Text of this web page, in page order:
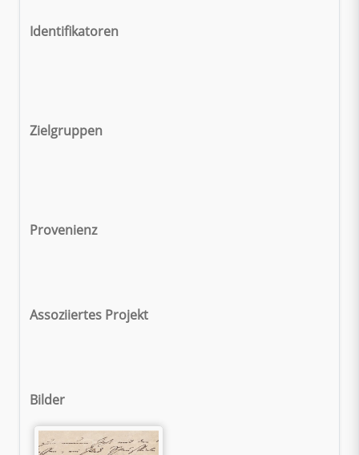
Identifikatoren
Zielgruppen
Provenienz
Assoziiertes Projekt
Bilder